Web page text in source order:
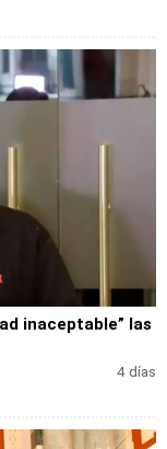
inaceptable” las
4 días